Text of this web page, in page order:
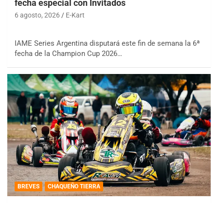
fecha especial con Invitados
6 agosto, 2026 E-Kart
IAME Series Argentina disputará este fin de semana la 6ª
fecha de la Champion Cup 2026…
BREVES CHAQUEÑO TIERRA